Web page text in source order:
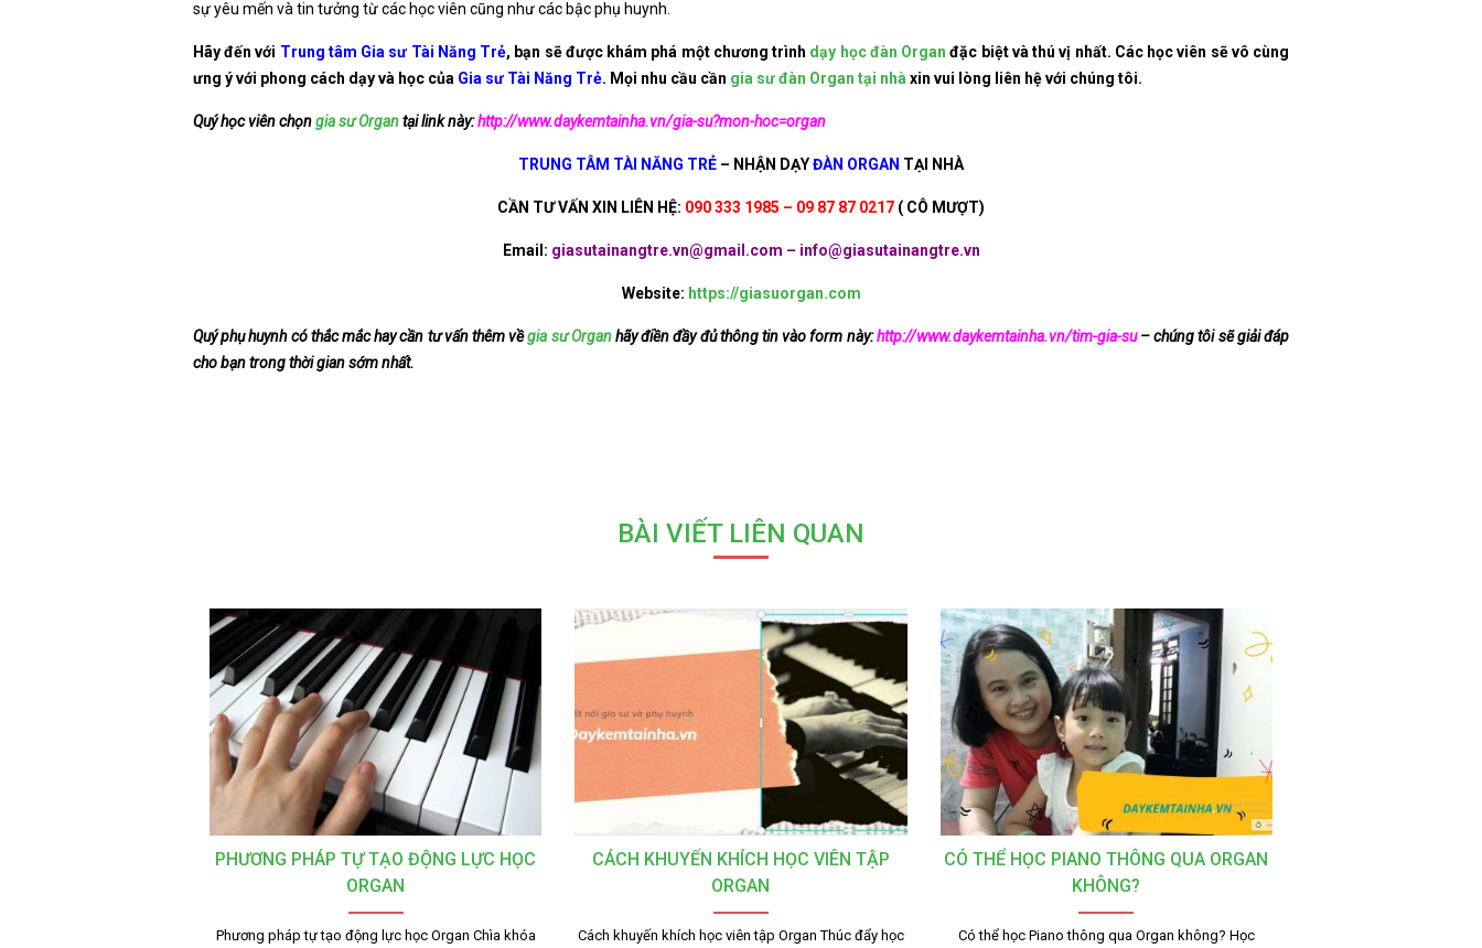
sự yêu mến và tin tưởng từ các học viên cũng như các bậc phụ huynh.
Hãy đến với Trung tâm Gia sư Tài Năng Trẻ, bạn sẽ được khám phá một chương trình dạy học đàn Organ đặc biệt và thú vị nhất. Các học viên sẽ vô cùng
ưng ý với phong cách dạy và học của Gia sư Tài Năng Trẻ. Mọi nhu cầu cần gia sư đàn Organ tại nhà xin vui lòng liên hệ với chúng tôi.
Quý học viên chọngia sư Organtại link này:http://www.daykemtainha.vn/gia-su?mon-hoc=organ
TRUNG TÂM TÀI NĂNG TRẺ – NHẬN DẠYĐÀN ORGAN TẠI NHÀ
CẦN TƯ VẤN XIN LIÊN HỆ: 090 333 1985 – 09 87 87 0217 ( CÔ MƯỢT)
Email: giasutainangtre.vn@gmail.com – info@giasutainangtre.vn
Website: https://giasuorgan.com
Quý phụ huynh có thắc mắc hay cần tư vấn thêm vềgia sư Organhãy điền đầy đủ thông tin vào form này: http://www.daykemtainha.vn/tim-gia-su – chúng tôi sẽ giải đáp
cho bạn trong thời gian sớm nhất.
BÀI VIẾT LIÊN QUAN
PHƯƠNG PHÁP TỰ TẠO ĐỘNG LỰC HỌC
ORGAN
Phương pháp tự tạo động lực học Organ Chìa khóa
CÁCH KHUYẾN KHÍCH HỌC VIÊN TẬP
ORGAN
Cách khuyến khích học viên tập Organ Thúc đẩy học
CÓ THỂ HỌC PIANO THÔNG QUA ORGAN
KHÔNG?
Có thể học Piano thông qua Organ không? Học